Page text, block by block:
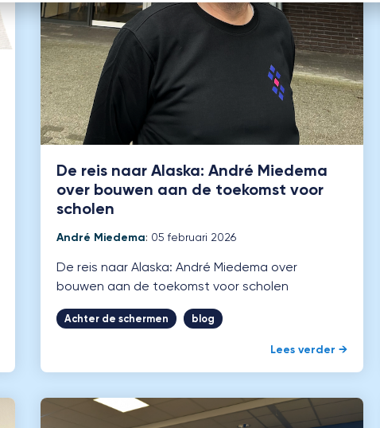
De reis naar Alaska: André Miedema
over bouwen aan de toekomst voor
scholen
André Miedema: 05 februari 2026
De reis naar Alaska: André Miedema over
bouwen aan de toekomst voor scholen
Achter de schermen blog
Lees verder →